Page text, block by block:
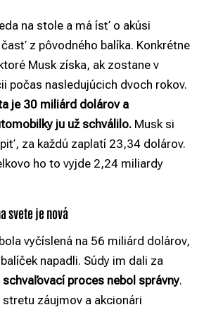
na stole a má ísť o akúsi
z pôvodného balíka. Konkrétne
Musk získa, ak zostane v
počas nasledujúcich dvoch rokov.
je 30 miliárd dolárov a
ju už schválilo. Musk si
za každú zaplatí 23,34 dolárov.
ho to vyjde 2,24 miliardy
svete je nová
vyčíslená na 56 miliárd dolárov,
napadli. Súdy im dali za
schvaľovací proces nebol správny.
záujmov a akcionári